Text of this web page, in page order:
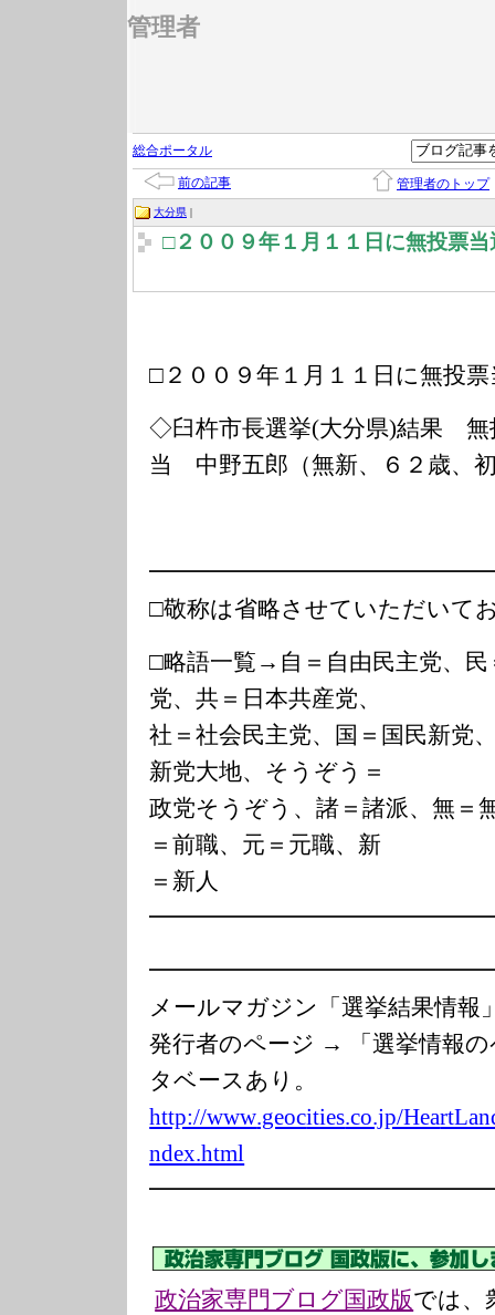
管理者
総合ポータル
前の記事 管理者のトップ
大分県 |
□２００９年１月１１日に無投票
□２００９年１月１１日に無投
◇臼杵市長選挙(大分県)結果 無
当 中野五郎（無新、６２歳、
□敬称は省略させていただいて
□略語一覧→自＝自由民主党、民
党、共＝日本共産党、
社＝社会民主党、国＝国民新党
新党大地、そうぞう＝
政党そうぞう、諸＝諸派、無＝
＝前職、元＝元職、新
＝新人
メールマガジン「選挙結果情
発行者のページ → 「選挙情報
タベースあり。
http://www.geocities.co.jp/Hea
ndex.html
政治家専門ブログ国政版では、